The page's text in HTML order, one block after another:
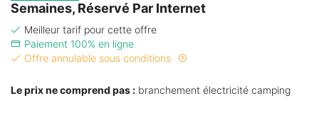
Semaines, Réservé Par Internet
Meilleur tarif pour cette offre
Paiement 100% en ligne
Offre annulable sous conditions
Le prix ne comprend pas : branchement électricité camping